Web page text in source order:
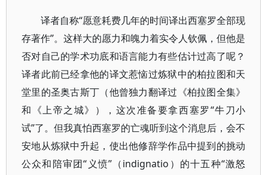
译者自称“愿意耗费几年的时间译出西塞罗全部现
存著作”。这样大的愿力和魄力着实令人钦佩，但他是
否对自己的学术功底和语言能力有些估计过高了呢？
译者此前已经拿他的译文惹恼过炼狱中的柏拉图和天
堂里的圣奥古斯丁（他曾独力翻译过《柏拉图全集》
和《上帝之城》），这次准备要拿西塞罗“牛刀小
试”了。但我真怕西塞罗的亡魂听到这个消息后，会不
安地从炼狱中升起，使出他修辞学作品中提到的挑动
公众和陪审团“义愤”（indignatio）的十五种“激怒